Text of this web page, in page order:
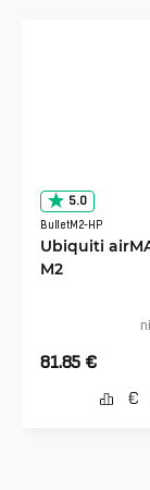
5.0
BulletM2-HP
Ubiquiti
M2
81.85 €